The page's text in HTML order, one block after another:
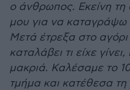
ο άνθρωπος. Εκείνη τη
μου για να καταγράψω
Μετά έτρεξα στο
καταλάβει τι είχε
μακριά. Καλέσαμε το
τμήμα και κατέθεσα